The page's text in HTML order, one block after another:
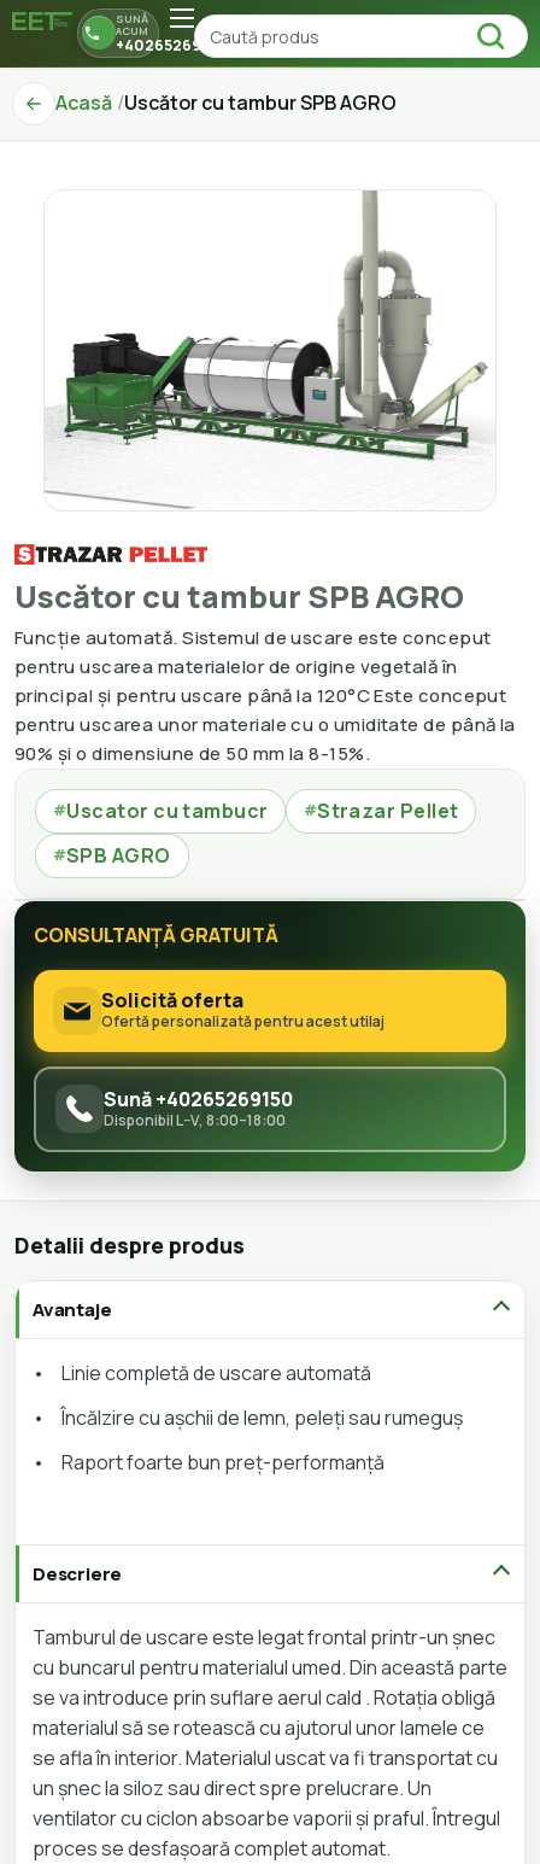
SUNĂ
ACUM
+40265269150
Acasă Uscător cu tambur SPB AGRO
Uscător cu tambur SPB AGRO
Funcție automată. Sistemul de uscare este conceput
pentru uscarea materialelor de origine vegetală în
principal și pentru uscare până la 120°C Este conceput
pentru uscarea unor materiale cu o umiditate de până la
90% și o dimensiune de 50 mm la 8-15%.
#Uscator cu tambucr #Strazar Pellet
#SPB AGRO
CONSULTANȚĂ GRATUITĂ
Solicită oferta
Ofertă personalizată pentru acest utilaj
Sună +40265269150
Disponibil L–V, 8:00–18:00
Detalii despre produs
Avantaje
•
Linie completă de uscare automată
•
Încălzire cu așchii de lemn, peleți sau rumeguș
•
Raport foarte bun preț-performanță
Descriere
Tamburul de uscare este legat frontal printr-un șnec
cu buncarul pentru materialul umed. Din această parte
se va introduce prin suflare aerul cald . Rotația obligă
materialul să se rotească cu ajutorul unor lamele ce
se afla în interior. Materialul uscat va fi transportat cu
un șnec la siloz sau direct spre prelucrare. Un
ventilator cu ciclon absoarbe vaporii și praful. Întregul
proces se desfașoară complet automat.